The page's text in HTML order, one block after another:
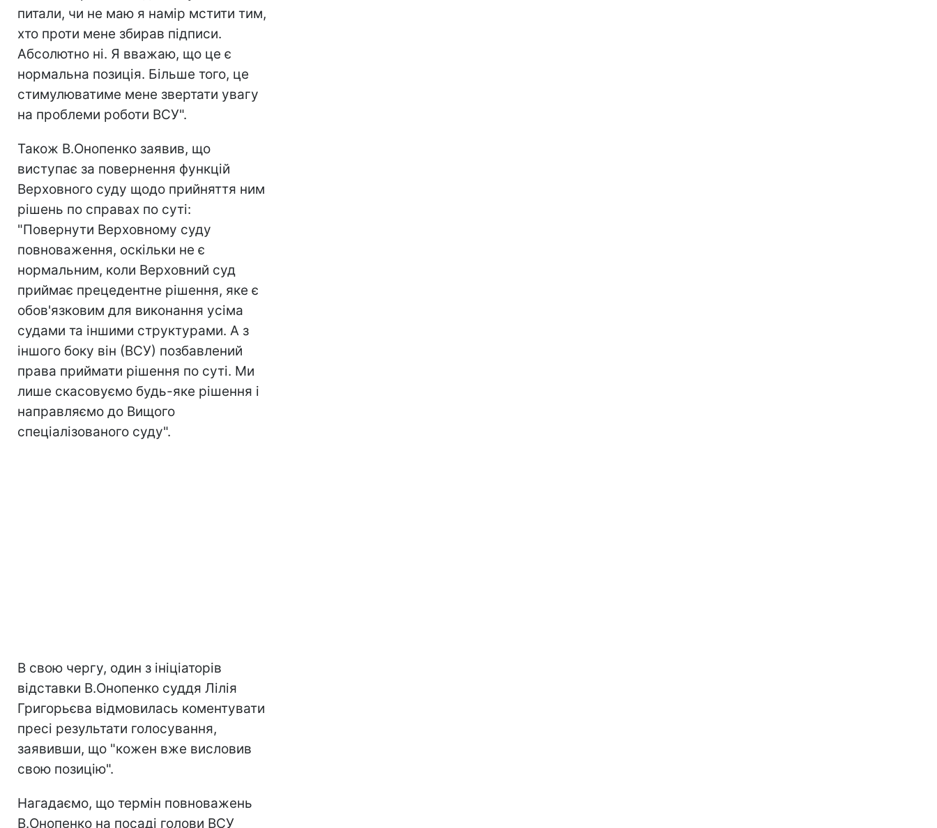
питали, чи не маю я намір мстити тим,
хто проти мене збирав підписи.
Абсолютно ні. Я вважаю, що це є
нормальна позиція. Більше того, це
стимулюватиме мене звертати увагу
на проблеми роботи ВСУ".
Також В.Онопенко заявив, що
виступає за повернення функцій
Верховного суду щодо прийняття ним
рішень по справах по суті:
"Повернути Верховному суду
повноваження, оскільки не є
нормальним, коли Верховний суд
приймає прецедентне рішення, яке є
обов'язковим для виконання усіма
судами та іншими структурами. А з
іншого боку він (ВСУ) позбавлений
права приймати рішення по суті. Ми
лише скасовуємо будь-яке рішення і
направляємо до Вищого
спеціалізованого суду".
В свою чергу, один з ініціаторів
відставки В.Онопенко суддя Лілія
Григорьєва відмовилась коментувати
пресі результати голосування,
заявивши, що "кожен вже висловив
свою позицію".
Нагадаємо, що термін повноважень
В.Онопенко на посаді голови ВСУ